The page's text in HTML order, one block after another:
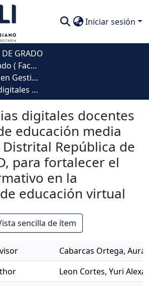
Iniciar sesión
DE GRADO
Trabajos de Grado ( Facultad de Sociedad, Cultura y Creatividad)
Especialización en Gestión Educativa
Competencias digitales docentes en el nivel de educación media del Colegio Distrital República de Panamá IED, para fortalecer el proceso formativo en la modalidad de educación virtual
digitales docentes
educación media
República de
para fortalecer el
en la
educación virtual
sencilla de ítem
Cabarcas Ortega, Aura
Leon Cortes, Yuri